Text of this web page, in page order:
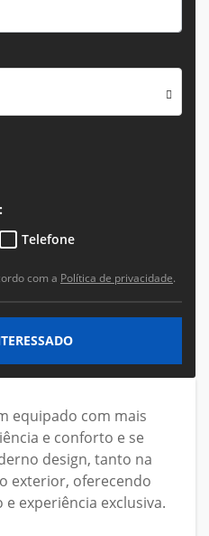
equipado com mais
e conforto e se
design, tanto na
exterior, oferecendo
experiência exclusiva.
Telefone
com a Política de privacidade.